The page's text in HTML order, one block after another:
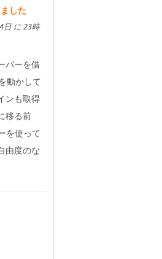
した
日 に 23時
バーを借
動かして
ンも取得
移る前
を使って
由度のな